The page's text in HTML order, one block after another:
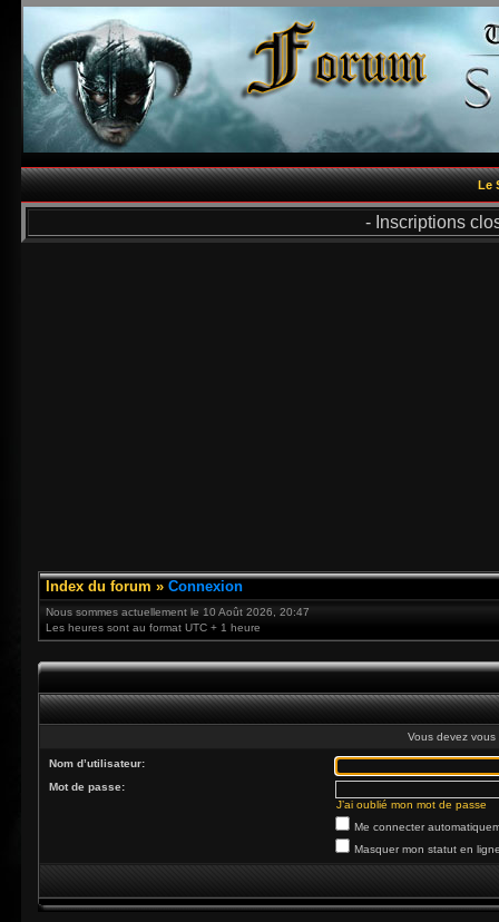
Le
- Inscriptions
Index du forum » Connexion
Nous sommes actuellement le 10 Août 2026, 20:47
Les heures sont au format UTC + 1 heure
Vous devez
Nom d’utilisateur:
Mot de passe:
J’ai oublié mon mot de passe
Me connecter
Masquer mon statut en